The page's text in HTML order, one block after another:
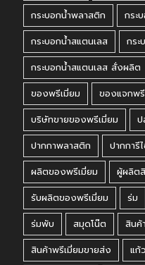
กระบอกน้ำพลาสติก
กระ
กระบอกน้ำสแตนเลส
กระ
กระบอกน้ำสแตนเลส สั่งผลิต
ของพรีเมี่ยม
ของแจกพรี
บริษัทขายของพรีเมี่ยม
ป
ปากกาพลาสติก
ปากการี
ผลิตของพรีเมี่ยม
ผู้ผลิต
รับผลิตของพรีเมี่ยม
ร่ม
ร่มพับ
สมุดโน๊ต สินค้
สินค้าพรีเมี่ยมขายส่ง
แก้ว